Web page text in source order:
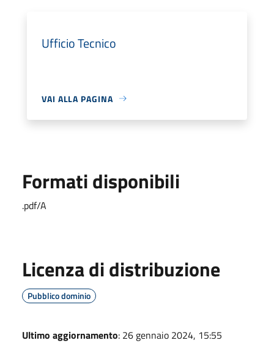
Ufficio Tecnico
VAI ALLA PAGINA
Formati disponibili
.pdf/A
Licenza di distribuzione
Pubblico dominio
Ultimo aggiornamento: 26 gennaio 2024, 15:55